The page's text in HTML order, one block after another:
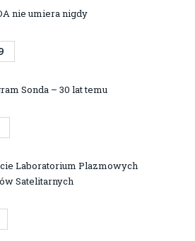
nie umiera nigdy
Sonda – 30 lat temu
Laboratorium Plazmowych
Satelitarnych